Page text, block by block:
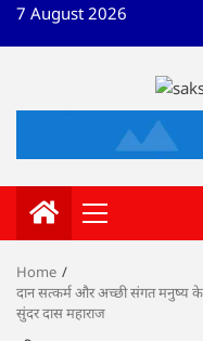
Skip7 August 2026
Primary
Menu
Home
दान सत्कर्म और अच्छी संगत मनुष्य के
सुंदर दास महाराज